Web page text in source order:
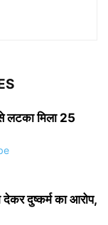
से लटका मिला 25
दुष्कर्म का आरोप,